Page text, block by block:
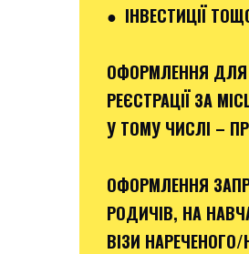
● ІНВЕСТИЦІЇ
ОФОРМЛЕННЯ ДЛЯ
РЕЄСТРАЦІЇ ЗА
У ТОМУ ЧИСЛІ –
ОФОРМЛЕННЯ
РОДИЧІВ, НА
ВІЗИ НАРЕЧЕНОГО/